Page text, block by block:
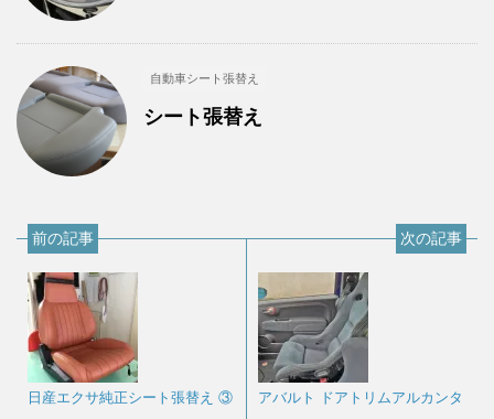
自動車シート張替え
シート張替え
前の記事
日産エクサ純正シート張替え ③
次の記事
アバルト ドアトリムアルカンタ